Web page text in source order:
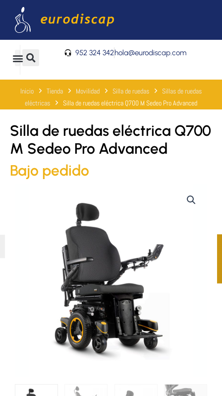
contenido
0
Carrito 952 324 342hola@eurodiscap.com
Inicio Tienda Movilidad Silla de ruedas
Sillas de ruedas
eléctricas
Silla de ruedas eléctrica Q700 M Sedeo Pro Advanced
Silla de ruedas eléctrica Q700
M Sedeo Pro Advanced
Bajo pedido